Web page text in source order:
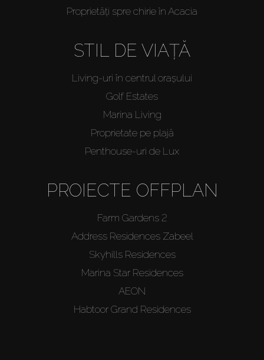
Proprietăți spre chirie în Acacia
STIL DE VIAȚĂ
Living-uri în centrul orașului
Golf Estates
Marina Living
Proprietate pe plajă
Penthouse-uri de Lux
PROIECTE OFFPLAN
Farm Gardens 2
Address Residences Zabeel
Skyhills Residences
Marina Star Residences
AEON
Habtoor Grand Residences